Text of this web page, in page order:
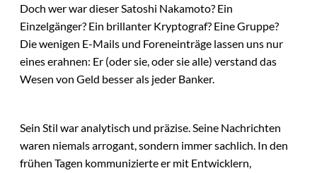
Doch wer war dieser Satoshi Nakamoto? Ein
Einzelgänger? Ein brillanter Kryptograf? Eine Gruppe?
Die wenigen E-Mails und Foreneinträge lassen uns nur
eines erahnen: Er (oder sie, oder sie alle) verstand das
Wesen von Geld besser als jeder Banker.
Sein Stil war analytisch und präzise. Seine Nachrichten
waren niemals arrogant, sondern immer sachlich. In den
frühen Tagen kommunizierte er mit Entwicklern,